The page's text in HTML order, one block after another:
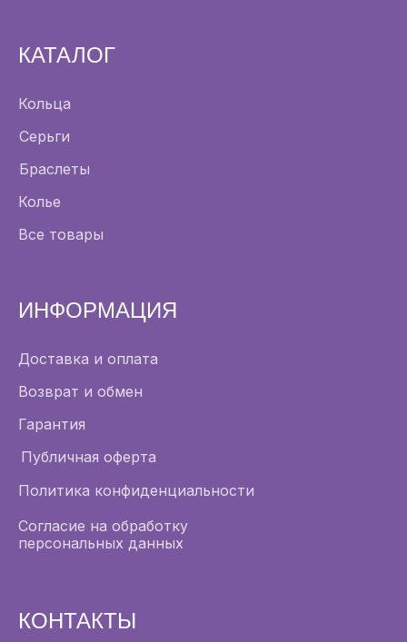
КАТАЛОГ
Кольца
Серьги
Браслеты
Колье
Доставка и оплата
Возврат и обмен
Публичная оферта
Согласие на обработку
персональных данных
Политика конфиденциальности
ИНФОРМАЦИЯ
КОНТАКТЫ
Гарантия
Все товары